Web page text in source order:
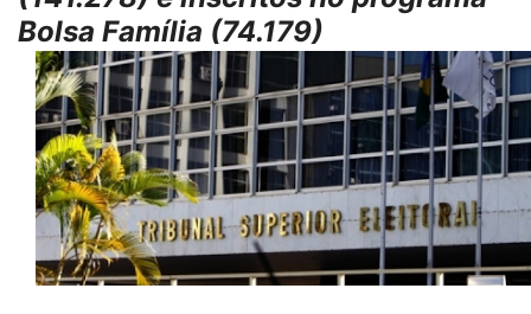
Bolsa Família (74.179)